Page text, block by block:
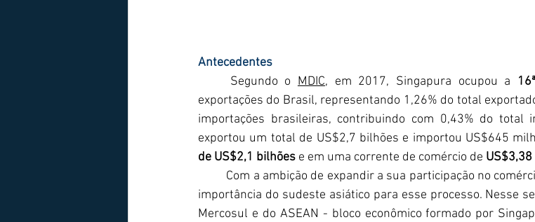
Antecedentes
Segundo o MDIC, em 2017, Singapura ocupou a
exportações do Brasil, representando 1,26% do total
importações brasileiras, contribuindo com 0,43% do total
exportou um total de US$2,7 bilhões e importou US$645
de US$2,1 bilhões e em uma corrente de comércio de
importância do sudeste asiático para esse processo. Nesse
Mercosul e do ASEAN - bloco econômico formado por